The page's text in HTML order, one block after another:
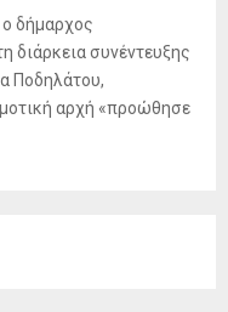
δήμαρχος
διάρκεια συνέντευξης
Ποδηλάτου,
αρχή «προώθησε